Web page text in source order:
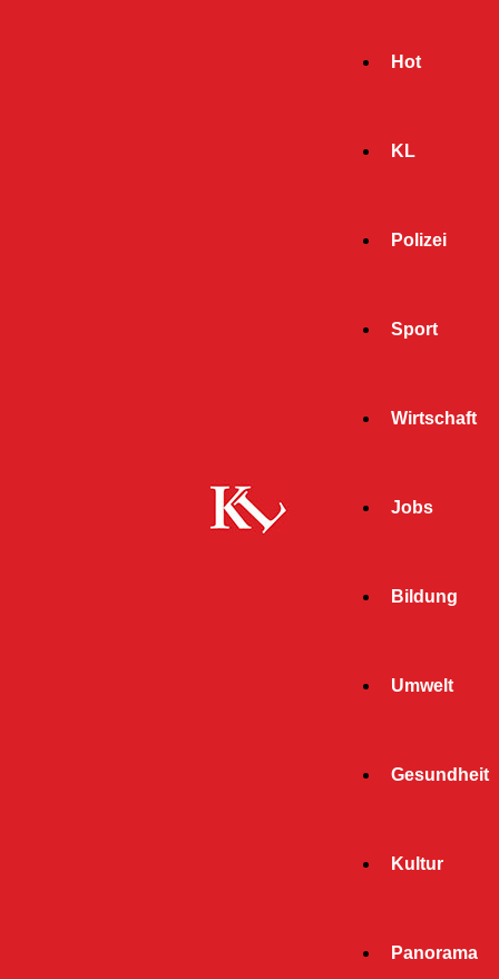
Hot
KL
Polizei
Sport
Wirtschaft
Jobs
Bildung
Umwelt
Gesundheit
Kultur
Panorama